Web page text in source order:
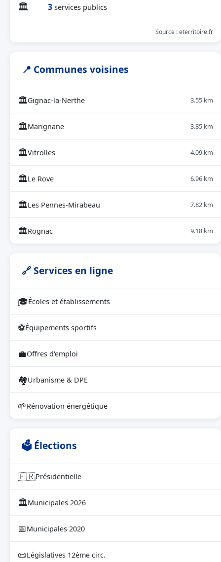
🏛 3 services publics
Source : eterritoire.fr
📍 Communes voisines
🏛Gignac-la-Nerthe 3.55 km
🏛Marignane 3.85 km
🏛Vitrolles 4.09 km
🏛Le Rove 6.96 km
🏛Les Pennes-Mirabeau 7.82 km
🏛Rognac 9.18 km
🔗 Services en ligne
🎓Écoles et établissements
⚽Équipements sportifs
💼Offres d'emploi
🏘Urbanisme & DPE
🌱Rénovation énergétique
🗳 Élections
🇫🇷Présidentielle
🏛Municipales 2026
📅Municipales 2020
📜Législatives 12ème circ.